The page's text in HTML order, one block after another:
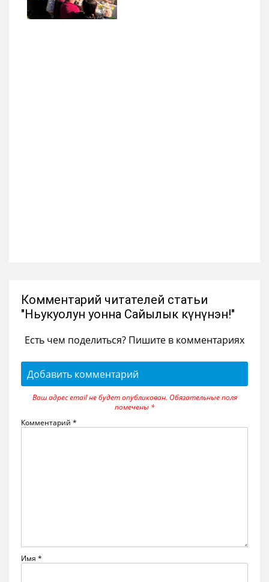
Комментарий читателей статьи
"Ньукуолун уонна Сайылык күнүнэн!"
Есть чем поделиться? Пишите в комментариях
Добавить комментарий
Ваш адрес email не будет опубликован. Обязательные поля
помечены *
Комментарий *
Имя *